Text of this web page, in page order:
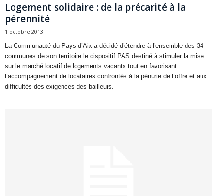
Logement solidaire : de la précarité à la
pérennité
1 octobre 2013
La Communauté du Pays d’Aix a décidé d’étendre à l’ensemble des 34
communes de son territoire le dispositif PAS destiné à stimuler la mise
sur le marché locatif de logements vacants tout en favorisant
l’accompagnement de locataires confrontés à la pénurie de l’offre et aux
difficultés des exigences des bailleurs.